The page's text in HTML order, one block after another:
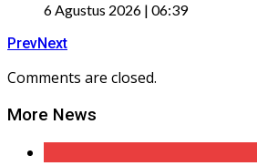
6 Agustus 2026 | 06:39
PrevNext
Comments are closed.
More News